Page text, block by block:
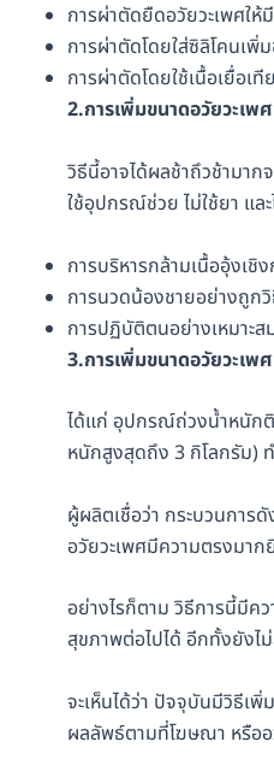
การผ่าตัดยืดอวัยวะเพศให้
การผ่าตัดโดยใส่ซิลิโคนเพิ่
การผ่าตัดโดยใช้เนื้อเยื่อเที
2.การเพิ่มขนาดอวัยวะเพ
วิธีนี้อาจได้ผลช้าถึวช้ามาก
ใช้อุปกรณ์ช่วย ไม่ใช้ยา แล
การบริหารกล้ามเนื้ออุ้งเชิ
การนวดน้องชายอย่างถูกวิ
การปฏิบัติตนอย่างเหมาะ
3.การเพิ่มขนาดอวัยวะเ
ได้แก่ อุปกรณ์ถ่วงน้ำหนัก
หนักสูงสุดถึง 3 กิโลกรัม)
ผู้ผลิตเชื่อว่า กระบวนการ
อวัยวะเพศมีความตรงมาก
อย่างไรก็ตาม วิธีการนี้มีค
สุขภาพต่อไปได้ อีกทั้งยังไ
จะเห็นได้ว่า ปัจจุบันมีวิธีเพิ่
ผลลัพธ์ตามที่โฆษณา หรือ